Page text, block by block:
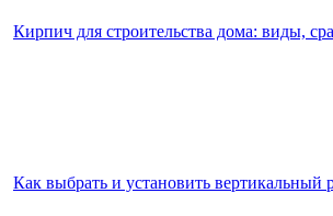
Кирпич для строительства дома: виды,
Как выбрать и установить вертикальный